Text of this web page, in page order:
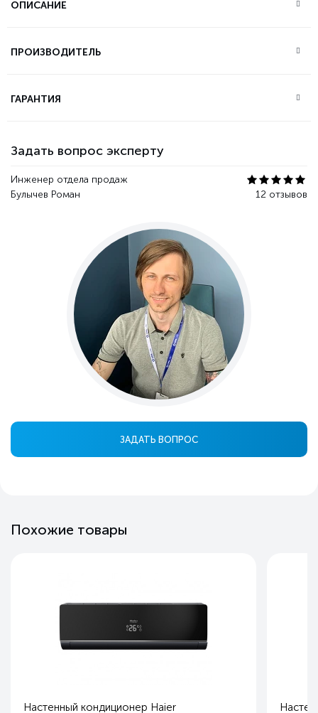
Задать вопрос эксперту
Инженер отдела продаж
Булычев Роман
12 отзывов
ЗАДАТЬ ВОПРОС
ОПИСАНИЕ
ПРОИЗВОДИТЕЛЬ
ГАРАНТИЯ
Похожие товары
Настенный кондиционер Haier